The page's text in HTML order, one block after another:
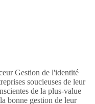
Gestion de l'identité
soucieuses de leur
de la plus-value
bonne gestion de leur